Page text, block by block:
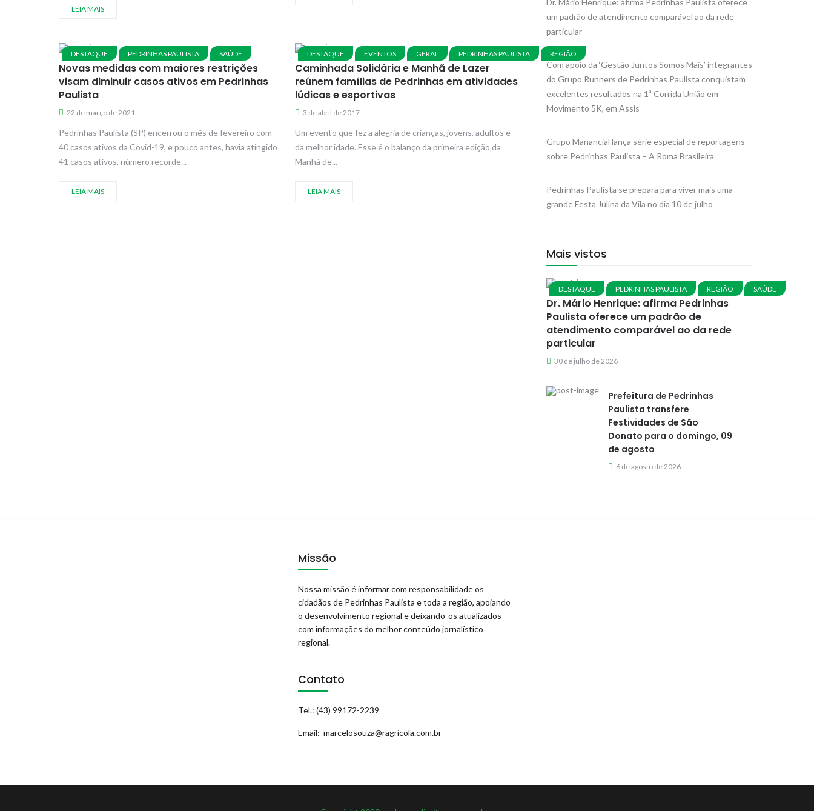
LEIA MAIS
DESTAQUE PEDRINHAS PAULISTA SAÚDE
Novas medidas com maiores restrições
visam diminuir casos ativos em Pedrinhas
Paulista
22 de março de 2021
Pedrinhas Paulista (SP) encerrou o mês de fevereiro com
40 casos ativos da Covid-19, e pouco antes, havia atingido
41 casos ativos, número recorde...
LEIA MAIS
DESTAQUE EVENTOS GERAL PEDRINHAS PAULISTA REGIÃO
Caminhada Solidária e Manhã de Lazer
reúnem famílias de Pedrinhas em atividades
lúdicas e esportivas
3 de abril de 2017
Um evento que fez a alegria de crianças, jovens, adultos e
da melhor idade. Esse é o balanço da primeira edição da
Manhã de...
LEIA MAIS
Dr. Mário Henrique: afirma Pedrinhas Paulista oferece
um padrão de atendimento comparável ao da rede
particular
Com apoio da ‘Gestão Juntos Somos Mais’ integrantes
do Grupo Runners de Pedrinhas Paulista conquistam
excelentes resultados na 1ª Corrida União em
Movimento 5K, em Assis
Grupo Manancial lança série especial de reportagens
sobre Pedrinhas Paulista – A Roma Brasileira
Pedrinhas Paulista se prepara para viver mais uma
grande Festa Julina da Vila no dia 10 de julho
Mais vistos
DESTAQUE PEDRINHAS PAULISTA REGIÃO SAÚDE
Dr. Mário Henrique: afirma Pedrinhas
Paulista oferece um padrão de
atendimento comparável ao da rede
particular
30 de julho de 2026
Prefeitura de Pedrinhas
Paulista transfere
Festividades de São
Donato para o domingo, 09
de agosto
6 de agosto de 2026
Missão
Nossa missão é informar com responsabilidade os
cidadãos de Pedrinhas Paulista e toda a região, apoiando
o desenvolvimento regional e deixando-os atualizados
com informações do melhor conteúdo jornalístico
regional.
Contato
Tel.: (43) 99172-2239
Email: marcelosouza@ragricola.com.br